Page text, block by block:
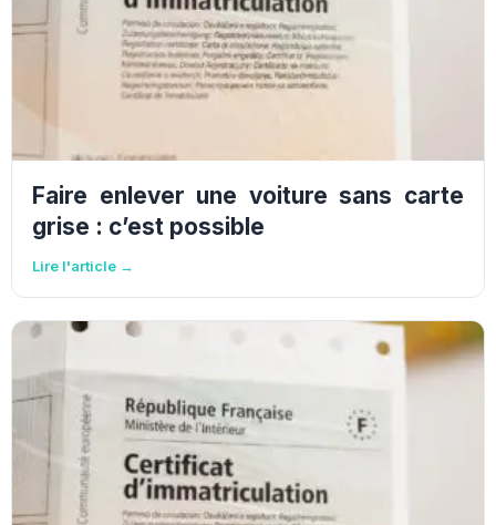
Faire enlever une voiture sans carte
grise : c’est possible
Lire l'article →